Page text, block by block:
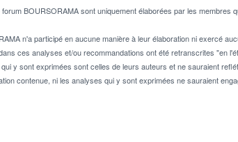
BOURSORAMA sont uniquement élaborées par les membres
n'a participé en aucune manière à leur élaboration ni exercé
ces analyses et/ou recommandations ont été retranscrites "en
y sont exprimées sont celles de leurs auteurs et ne sauraient
contenue, ni les analyses qui y sont exprimées ne sauraient